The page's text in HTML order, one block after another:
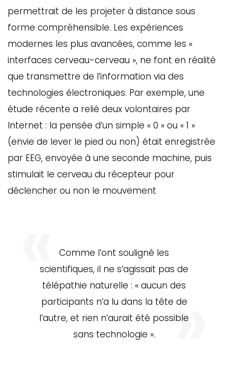
permettrait de les projeter à distance sous
forme compréhensible. Les expériences
modernes les plus avancées, comme les «
interfaces cerveau-cerveau », ne font en réalité
que transmettre de l’information via des
technologies électroniques. Par exemple, une
étude récente a relié deux volontaires par
Internet : la pensée d’un simple « 0 » ou « 1 »
(envie de lever le pied ou non) était enregistrée
par EEG, envoyée à une seconde machine, puis
stimulait le cerveau du récepteur pour
déclencher ou non le mouvement
Comme l’ont souligné les
scientifiques, il ne s’agissait pas de
télépathie naturelle : « aucun des
participants n’a lu dans la tête de
l’autre, et rien n’aurait été possible
sans technologie ».